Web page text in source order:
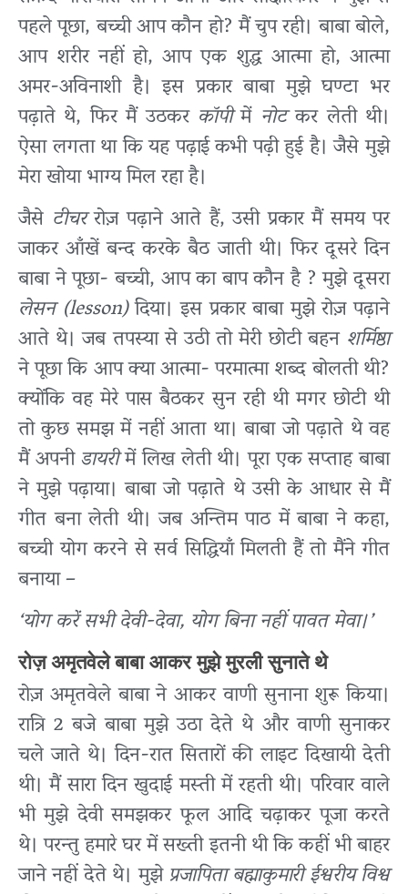
पहले पूछा, बच्ची आप कौन हो? मैं चुप रही। बाबा बोले,
आप शरीर नहीं हो, आप एक शुद्ध आत्मा हो, आत्मा
अमर-अविनाशी है। इस प्रकार बाबा मुझे घण्टा भर
पढ़ाते थे, फिर मैं उठकर कॉपीमें नोटकर लेती थी।
ऐसा लगता था कि यह पढ़ाई कभी पढ़ी हुई है। जैसे मुझे
मेरा खोया भाग्य मिल रहा है।
जैसे टीचररोज़ पढ़ाने आते हैं, उसी प्रकार मैं समय पर
जाकर आँखें बन्द करके बैठ जाती थी। फिर दूसरे दिन
बाबा ने पूछा- बच्ची, आप का बाप कौन है ? मुझे दूसरा
लेसन (lesson)दिया। इस प्रकार बाबा मुझे रोज़ पढ़ाने
आते थे। जब तपस्या से उठी तो मेरी छोटी बहनशर्मिष्ठा
ने पूछा कि आप क्या आत्मा- परमात्मा शब्द बोलती थी?
क्योंकि वह मेरे पास बैठकर सुन रही थी मगर छोटी थी
तो कुछ समझ में नहीं आता था। बाबा जो पढ़ाते थे वह
मैं अपनीडायरीमें लिख लेती थी। पूरा एक सप्ताह बाबा
ने मुझे पढ़ाया। बाबा जो पढ़ाते थे उसी के आधार से मैं
गीत बना लेती थी। जब अन्तिम पाठ में बाबा ने कहा,
बच्ची योग करने से सर्व सिद्धियाँ मिलती हैं तो मैंने गीत
बनाया –
‘योग करें सभी देवी-देवा, योग बिना नहीं पावत मेवा।’
रोज़ अमृतवेले बाबा आकर मुझे मुरली सुनाते थे
रोज़ अमृतवेले बाबा ने आकर वाणी सुनाना शुरू किया।
रात्रि 2 बजे बाबा मुझे उठा देते थे और वाणी सुनाकर
चले जाते थे। दिन-रात सितारों की लाइट दिखायी देती
थी। मैं सारा दिन खुदाई मस्ती में रहती थी। परिवार वाले
भी मुझे देवी समझकर फूल आदि चढ़ाकर पूजा करते
थे। परन्तु हमारे घर में सख्ती इतनी थी कि कहीं भी बाहर
जाने नहीं देते थे। मुझेप्रजापिताबह्माकुमारी ईश्वरीय विश्व